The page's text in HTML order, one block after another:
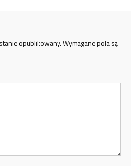
opublikowany.Wymagane pola są